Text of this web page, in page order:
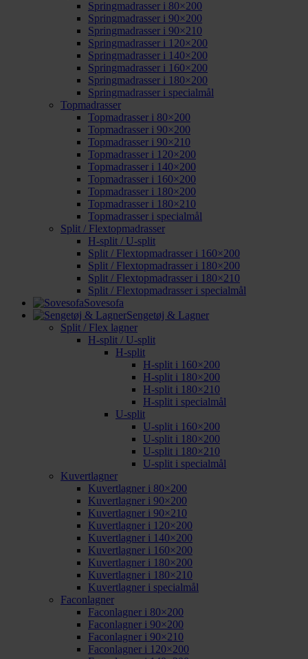
Springmadrasser i 80×200
Springmadrasser i 90×200
Springmadrasser i 90×210
Springmadrasser i 120×200
Springmadrasser i 140×200
Springmadrasser i 160×200
Springmadrasser i 180×200
Springmadrasser i specialmål
Topmadrasser
Topmadrasser i 80×200
Topmadrasser i 90×200
Topmadrasser i 90×210
Topmadrasser i 120×200
Topmadrasser i 140×200
Topmadrasser i 160×200
Topmadrasser i 180×200
Topmadrasser i 180×210
Topmadrasser i specialmål
Split / Flextopmadrasser
H-split / U-split
Split / Flextopmadrasser i 160×200
Split / Flextopmadrasser i 180×200
Split / Flextopmadrasser i 180×210
Split / Flextopmadrasser i specialmål
Sovesofa
Sengetøj & Lagner
Split / Flex lagner
H-split / U-split
H-split
H-split i 160×200
H-split i 180×200
H-split i 180×210
H-split i specialmål
U-split
U-split i 160×200
U-split i 180×200
U-split i 180×210
U-split i specialmål
Kuvertlagner
Kuvertlagner i 80×200
Kuvertlagner i 90×200
Kuvertlagner i 90×210
Kuvertlagner i 120×200
Kuvertlagner i 140×200
Kuvertlagner i 160×200
Kuvertlagner i 180×200
Kuvertlagner i 180×210
Kuvertlagner i specialmål
Faconlagner
Faconlagner i 80×200
Faconlagner i 90×200
Faconlagner i 90×210
Faconlagner i 120×200